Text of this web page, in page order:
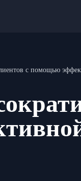
с помощью